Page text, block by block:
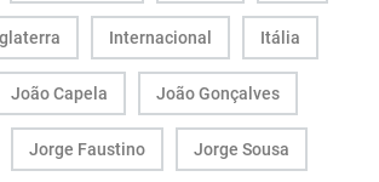
Internacional Itália
João Capela João Gonçalves
Jorge Faustino Jorge Sousa